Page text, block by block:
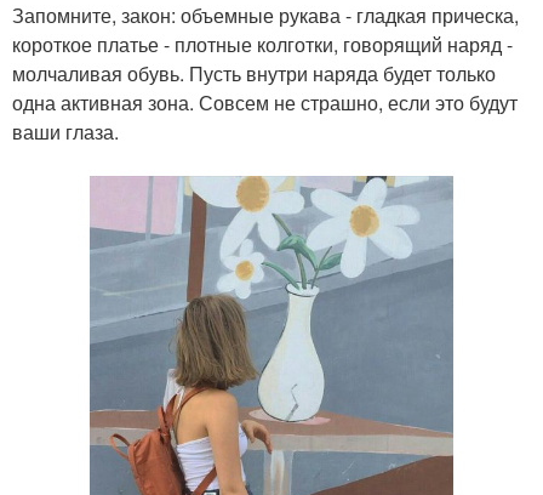
Запомните, закон: объемные рукава - гладкая прическа,
короткое платье - плотные колготки, говорящий наряд -
молчаливая обувь. Пусть внутри наряда будет только
одна активная зона. Совсем не страшно, если это будут
ваши глаза.